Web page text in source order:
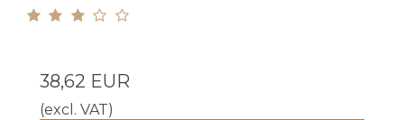
38,62 EUR
(excl. VAT)